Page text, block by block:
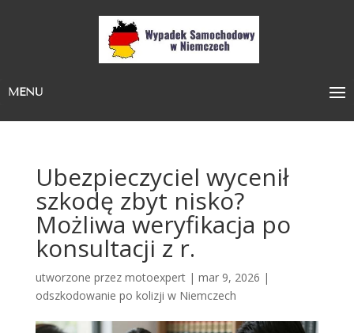
MENU
Ubezpieczyciel wycenił
szkodę zbyt nisko?
Możliwa weryfikacja po
konsultacji z r.
utworzone przez motoexpert| mar 9, 2026 |
odszkodowanie po kolizji w Niemczech